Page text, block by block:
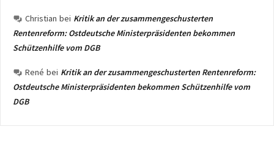
Christian bei Kritik an der zusammengeschusterten
Rentenreform: Ostdeutsche Ministerpräsidenten bekommen
Schützenhilfe vom DGB
René bei Kritik an der zusammengeschusterten Rentenreform:
Ostdeutsche Ministerpräsidenten bekommen Schützenhilfe vom
DGB